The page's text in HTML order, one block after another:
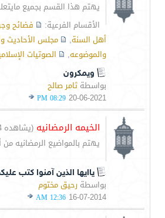
يهتم هذا القسم بجميع
الأقسام الفرعية:
فضائح
أهل السنة,
مجلس الأحاديث
والموضوعه, الصوتيات
ويمكرون
بواسطة ثامر صالح
20-06-2021
08:29 PM
الخيمه الرمضانيه (يشاهده 64 زائر)
يهتم بالمواضيع الرمضانيه
ياايها الذين آمنوا كتب
بواسطة رحيق مختوم
16-07-2014
12:36 AM